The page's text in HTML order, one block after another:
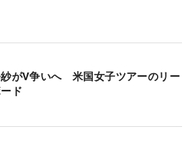
がV争いへ 米国女子ツアーのリー
ド